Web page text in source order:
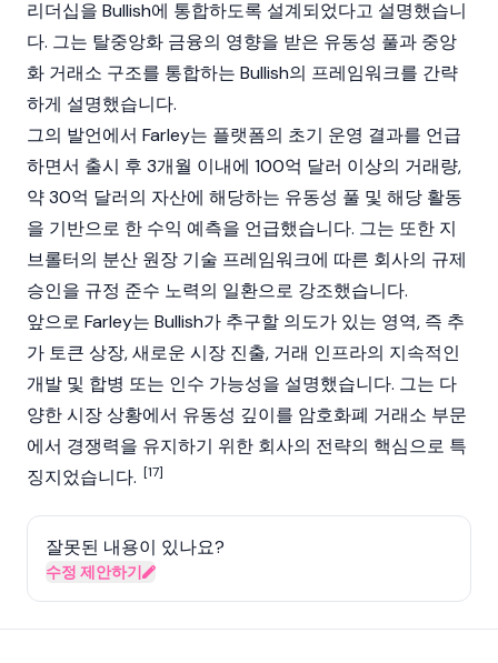
리더십을 Bullish에 통합하도록 설계되었다고 설명했습니
다. 그는 탈중앙화 금융의 영향을 받은 유동성 풀과 중앙
화 거래소 구조를 통합하는 Bullish의 프레임워크를 간략
하게 설명했습니다.
그의 발언에서 Farley는 플랫폼의 초기 운영 결과를 언급
하면서 출시 후 3개월 이내에 100억 달러 이상의 거래량,
약 30억 달러의 자산에 해당하는 유동성 풀 및 해당 활동
을 기반으로 한 수익 예측을 언급했습니다. 그는 또한 지
브롤터의 분산 원장 기술 프레임워크에 따른 회사의 규제
승인을 규정 준수 노력의 일환으로 강조했습니다.
앞으로 Farley는 Bullish가 추구할 의도가 있는 영역, 즉 추
가 토큰 상장, 새로운 시장 진출, 거래 인프라의 지속적인
개발 및 합병 또는 인수 가능성을 설명했습니다. 그는 다
양한 시장 상황에서 유동성 깊이를 암호화폐 거래소 부문
에서 경쟁력을 유지하기 위한 회사의 전략의 핵심으로 특
징지었습니다. [17]
잘못된 내용이 있나요?
수정 제안하기